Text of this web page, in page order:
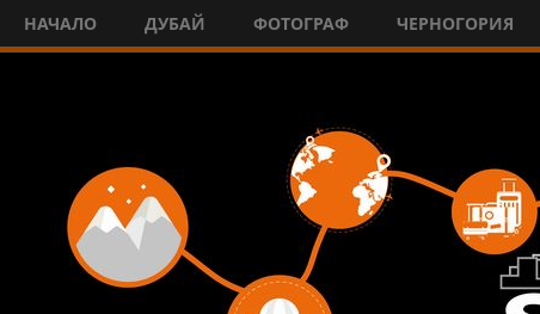
НАЧАЛО ДУБАЙ ФОТОГРАФ ЧЕРНОГОРИЯ